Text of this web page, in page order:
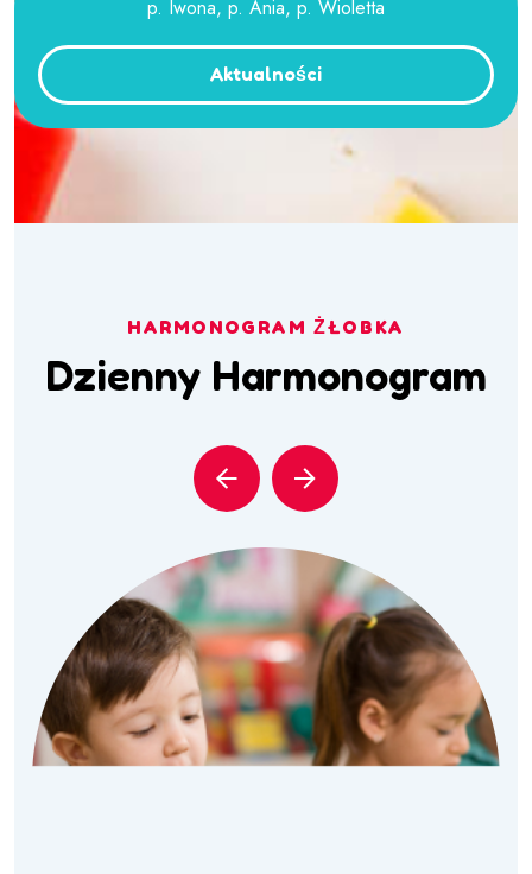
p. Iwona, p. Ania, p. Wioletta
Aktualności
HARMONOGRAM ŻŁOBKA
Dzienny Harmonogram